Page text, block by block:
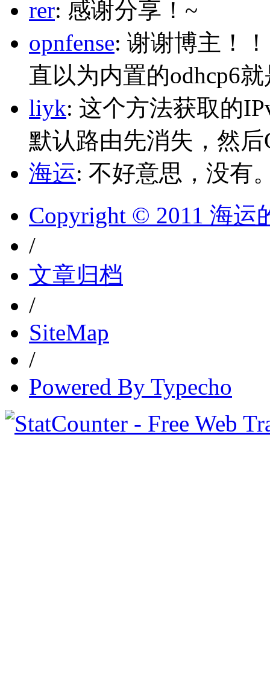
rer: 感谢分享！~
opnfense: 谢谢博主！
直以为内置的odhcp6
liyk: 这个方法获取的
默认路由先消失，然
海运: 不好意思，没有
Copyright © 2011 海运
/
文章归档
/
SiteMap
/
Powered By Typecho